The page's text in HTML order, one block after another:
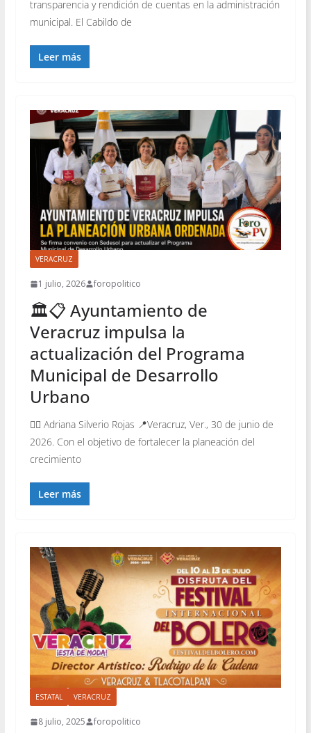
transparencia y rendición de cuentas en la administración
municipal. El Cabildo de
Leer más
VERACRUZ
1 julio, 2026 foropolitico
🏛️📋 Ayuntamiento de
Veracruz impulsa la
actualización del Programa
Municipal de Desarrollo
Urbano
✍🏻 Adriana Silverio Rojas 📍Veracruz, Ver., 30 de junio de
2026. Con el objetivo de fortalecer la planeación del
crecimiento
Leer más
ESTATAL VERACRUZ
8 julio, 2025 foropolitico